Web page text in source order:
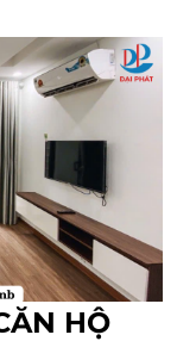
HỘ